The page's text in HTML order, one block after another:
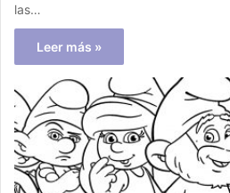
las…
Leer más »